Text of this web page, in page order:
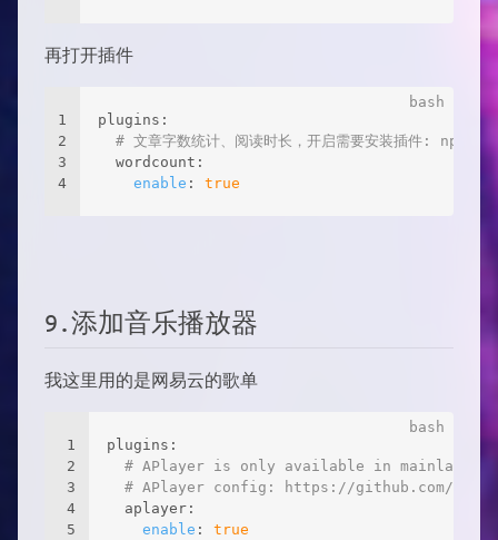
再打开插件
1
2
3
4
plugins:
# 文章字数统计、阅读时长，开启需要安装插件:
  wordcount:
enable : true
9.添加音乐播放器
我这里用的是网易云的歌单
1
2
3
4
5
plugins:
# APlayer is only available in mainland
# APlayer config: https://github.com/
  aplayer:
enable : true